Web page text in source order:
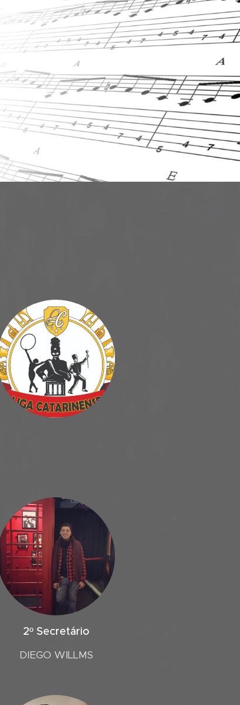
2º Secretário
DIEGO WILLMS